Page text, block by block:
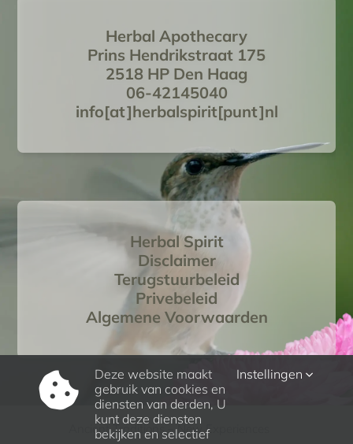
Herbal Apothecary
Prins Hendrikstraat 175
2518 HP Den Haag
06-42145040
info[at]herbalspirit[punt]nl
Herbal Spirit
Disclaimer
Terugstuurbeleid
Privebeleid
Algemene Voorwaarden
Ancient Traditions – New Experiences
Deze website maakt
gebruik van cookies en
diensten van derden, U
kunt deze diensten
bekijken en selectief
Instellingen